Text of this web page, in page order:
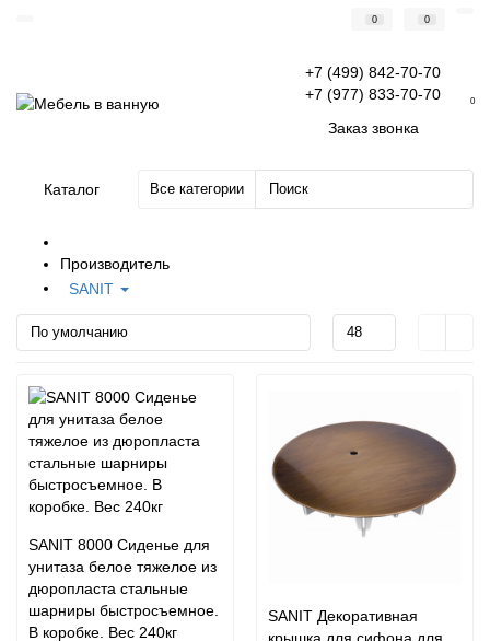
0 0
+7 (499) 842-70-70
+7 (977) 833-70-70
Заказ звонка
0
Каталог Все категории
Производитель
SANIT
SANIT 8000 Сиденье для
унитаза белое тяжелое из
дюропласта стальные
шарниры быстросъемное.
В коробке. Вес 240кг
SANIT Декоративная